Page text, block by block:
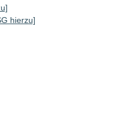
hierzu]